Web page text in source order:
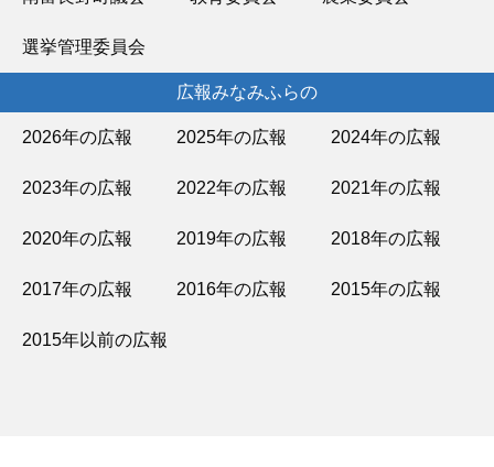
選挙管理委員会
広報みなみふらの
2026年の広報 2025年の広報 2024年の広報
2023年の広報 2022年の広報 2021年の広報
2020年の広報 2019年の広報 2018年の広報
2017年の広報 2016年の広報 2015年の広報
2015年以前の広報